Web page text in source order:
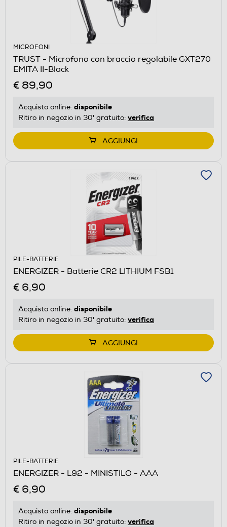
MICROFONI
TRUST - Microfono con braccio regolabile GXT270
EMITA II-Black
€ 89,90
Acquisto online: disponibile
Ritiro in negozio in 30' gratuito: verifica
AGGIUNGI
PILE-BATTERIE
ENERGIZER - Batterie CR2 LITHIUM FSB1
€ 6,90
Acquisto online: disponibile
Ritiro in negozio in 30' gratuito: verifica
AGGIUNGI
PILE-BATTERIE
ENERGIZER - L92 - MINISTILO - AAA
€ 6,90
Acquisto online: disponibile
Ritiro in negozio in 30' gratuito: verifica